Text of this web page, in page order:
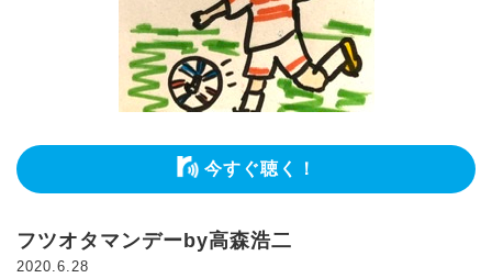
今すぐ聴く！
フツオタマンデーby高森浩二
2020.6.28